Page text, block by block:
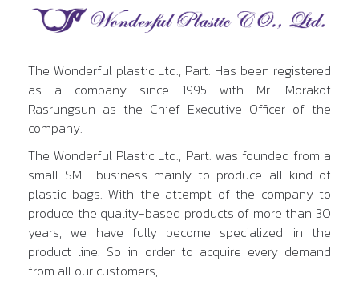
The Wonderful plastic Ltd., Part. Has been registered
as a company since 1995 with Mr. Morakot
Rasrungsun as the Chief Executive Officer of the
company.
The Wonderful Plastic Ltd., Part. was founded from a
small SME business mainly to produce all kind of
plastic bags. With the attempt of the company to
produce the quality-based products of more than 30
years, we have fully become specialized in the
product line. So in order to acquire every demand
from all our customers,